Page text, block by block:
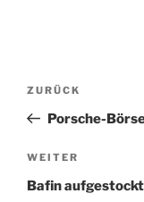
Vorheriger
Beitrag
ZURÜCK
Porsche-
Nächster
Beitrag
WEITER
Bafin aufgestockt